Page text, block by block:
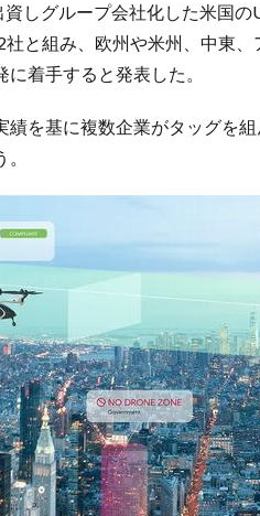
しグループ会社化した米国
と組み、欧州や米州、中東
着手すると発表した。
を基に複数企業がタッグを